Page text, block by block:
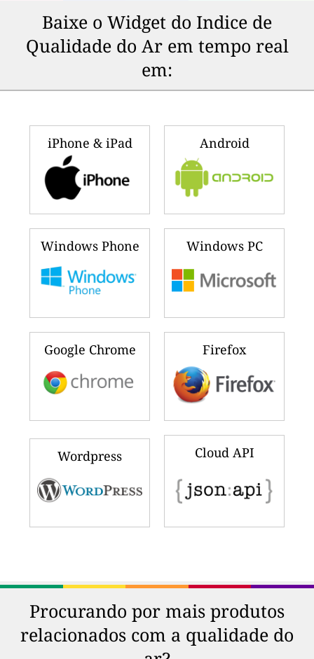
Baixe o Widget do Indice de
Qualidade do Ar em tempo real
em:
iPhone & iPad Android
Windows Phone Windows PC
Google Chrome Firefox
Wordpress Cloud API
Procurando por mais produtos
relacionados com a qualidade do